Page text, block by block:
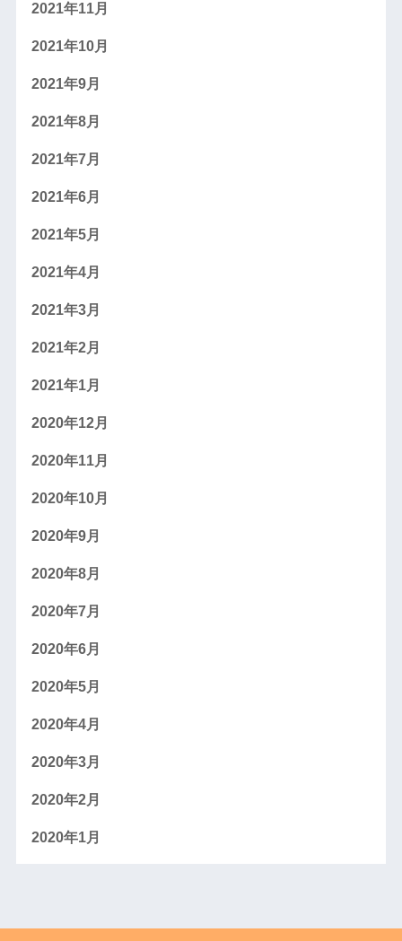
2021年11月
2021年10月
2021年9月
2021年8月
2021年7月
2021年6月
2021年5月
2021年4月
2021年3月
2021年2月
2021年1月
2020年12月
2020年11月
2020年10月
2020年9月
2020年8月
2020年7月
2020年6月
2020年5月
2020年4月
2020年3月
2020年2月
2020年1月